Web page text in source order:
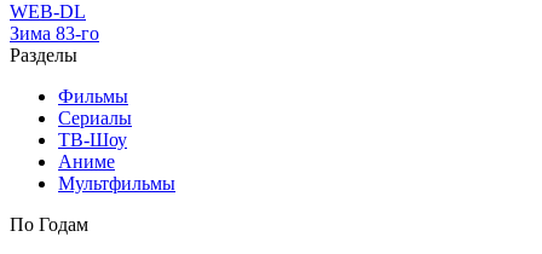
WEB-DL
Зима 83-го
Разделы
Фильмы
Сериалы
ТВ-Шоу
Аниме
Мультфильмы
По Годам